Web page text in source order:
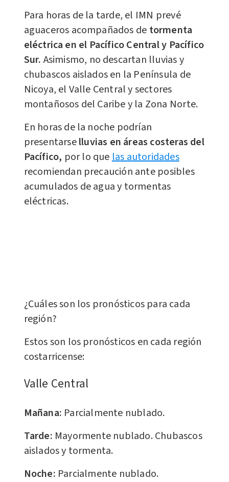
Para horas de la tarde, el IMN prevé
aguaceros acompañados de tormenta
eléctrica en el Pacífico Central y Pacífico
Sur.Asimismo, no descartan lluvias y
chubascos aislados en la Península de
Nicoya, el Valle Central y sectores
montañosos del Caribe y la Zona Norte.
En horas de la noche podrían
presentarselluvias en áreas costeras del
Pacífico, por lo que las autoridades
recomiendan precaución ante posibles
acumulados de agua y tormentas
eléctricas.
¿Cuáles son los pronósticos para cada
región?
Estos son los pronósticos en cada región
costarricense:
Valle Central
Mañana: Parcialmente nublado.
Tarde: Mayormente nublado. Chubascos
aislados y tormenta.
Noche: Parcialmente nublado.